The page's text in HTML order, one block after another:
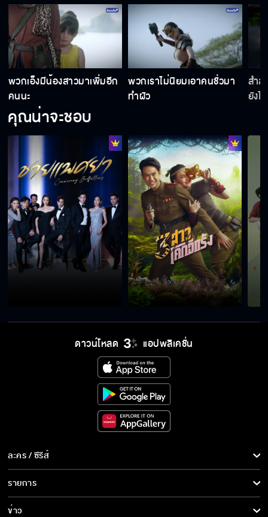
เสือตองถูกฆ่าเหรอ
ฉันก็ห่วงหมู่บ้านเหมือนกัน
ยินดีต้อนรับสู่โคกอีแร้ง
คนจะรักมันห้ามไม่ได้
มองตรงไหนก็หล่อ
พวกเอ็งมีน้องสาวมาเพิ่มอีก
คนนะ
พวกเราไม่นิยมเอาคนชั่วมา
ทำผัว
สำส่
ยังไง
คุณน่าจะชอบ
ดาวน์โหลด แอปพลิเคชั่น
ละคร / ซีรีส์
ละคร/ซีรีส์
ซีรีส์นานาชาติ
รายการ
รายการทั้งหมด
ข่าว